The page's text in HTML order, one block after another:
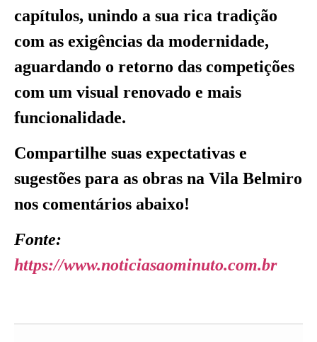
capítulos, unindo a sua rica tradição
com as exigências da modernidade,
aguardando o retorno das competições
com um visual renovado e mais
funcionalidade.
Compartilhe suas expectativas e
sugestões para as obras na Vila Belmiro
nos comentários abaixo!
Fonte:
https://www.noticiasaominuto.com.br